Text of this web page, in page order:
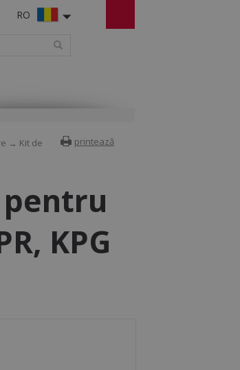
RO
printează
→ Kit de
pentru
KPG